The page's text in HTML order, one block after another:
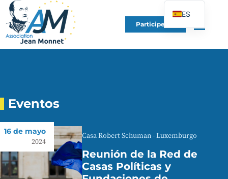
Participe en
Eventos
16 de mayo
2024
Casa Robert Schuman - Luxemburgo
Reunión de la Red de
Casas Políticas y
ES
FR
EN